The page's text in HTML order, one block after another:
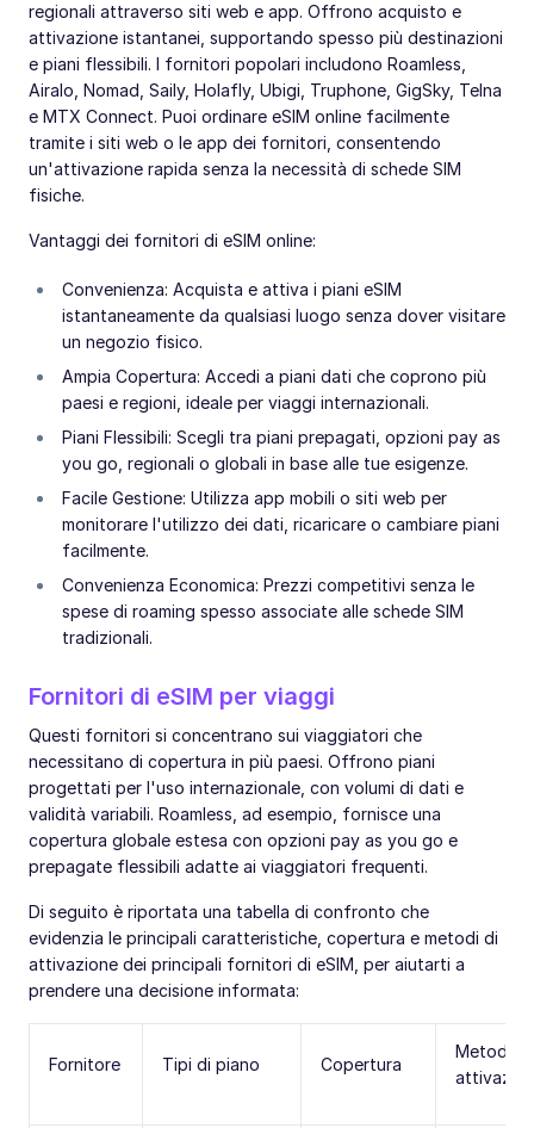
regionali attraverso siti web e app. Offrono acquisto e
attivazione istantanei, supportando spesso più destinazioni
e piani flessibili. I fornitori popolari includono Roamless,
Airalo, Nomad, Saily, Holafly, Ubigi, Truphone, GigSky, Telna
e MTX Connect. Puoi ordinare eSIM online facilmente
tramite i siti web o le app dei fornitori, consentendo
un'attivazione rapida senza la necessità di schede SIM
fisiche.
Vantaggi dei fornitori di eSIM online:
Convenienza: Acquista e attiva i piani eSIM
istantaneamente da qualsiasi luogo senza dover visitare
un negozio fisico.
Ampia Copertura: Accedi a piani dati che coprono più
paesi e regioni, ideale per viaggi internazionali.
Piani Flessibili: Scegli tra piani prepagati, opzioni pay as
you go, regionali o globali in base alle tue esigenze.
Facile Gestione: Utilizza app mobili o siti web per
monitorare l'utilizzo dei dati, ricaricare o cambiare piani
facilmente.
Convenienza Economica: Prezzi competitivi senza le
spese di roaming spesso associate alle schede SIM
tradizionali.
Fornitori di eSIM per viaggi
Questi fornitori si concentrano sui viaggiatori che
necessitano di copertura in più paesi. Offrono piani
progettati per l'uso internazionale, con volumi di dati e
validità variabili. Roamless, ad esempio, fornisce una
copertura globale estesa con opzioni pay as you go e
prepagate flessibili adatte ai viaggiatori frequenti.
Di seguito è riportata una tabella di confronto che
evidenzia le principali caratteristiche, copertura e metodi di
attivazione dei principali fornitori di eSIM, per aiutarti a
prendere una decisione informata:
Fornitore Tipi di piano Copertura
Metodi di